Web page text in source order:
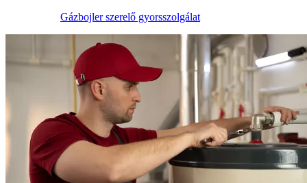
Gázbojler szerelő gyorsszolgálat